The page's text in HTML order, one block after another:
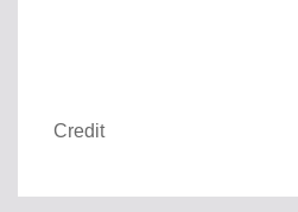
Credit